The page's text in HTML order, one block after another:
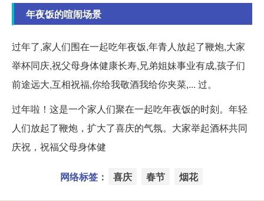
年夜饭的喧闹场景
过年了,家人们围在一起吃年夜饭,年青人放起了鞭炮,大家
举杯同庆,祝父母身体健康长寿,兄弟姐妹事业有成,孩子们
前途远大,互相祝福,你给我敬酒我给你夹菜,... 过。
过年啦！这是一个家人们聚在一起吃年夜饭的时刻。年轻
人们放起了鞭炮，扩大了喜庆的气氛。大家举起酒杯共同
庆祝，祝福父母身体健
网络标签： 喜庆 春节 烟花